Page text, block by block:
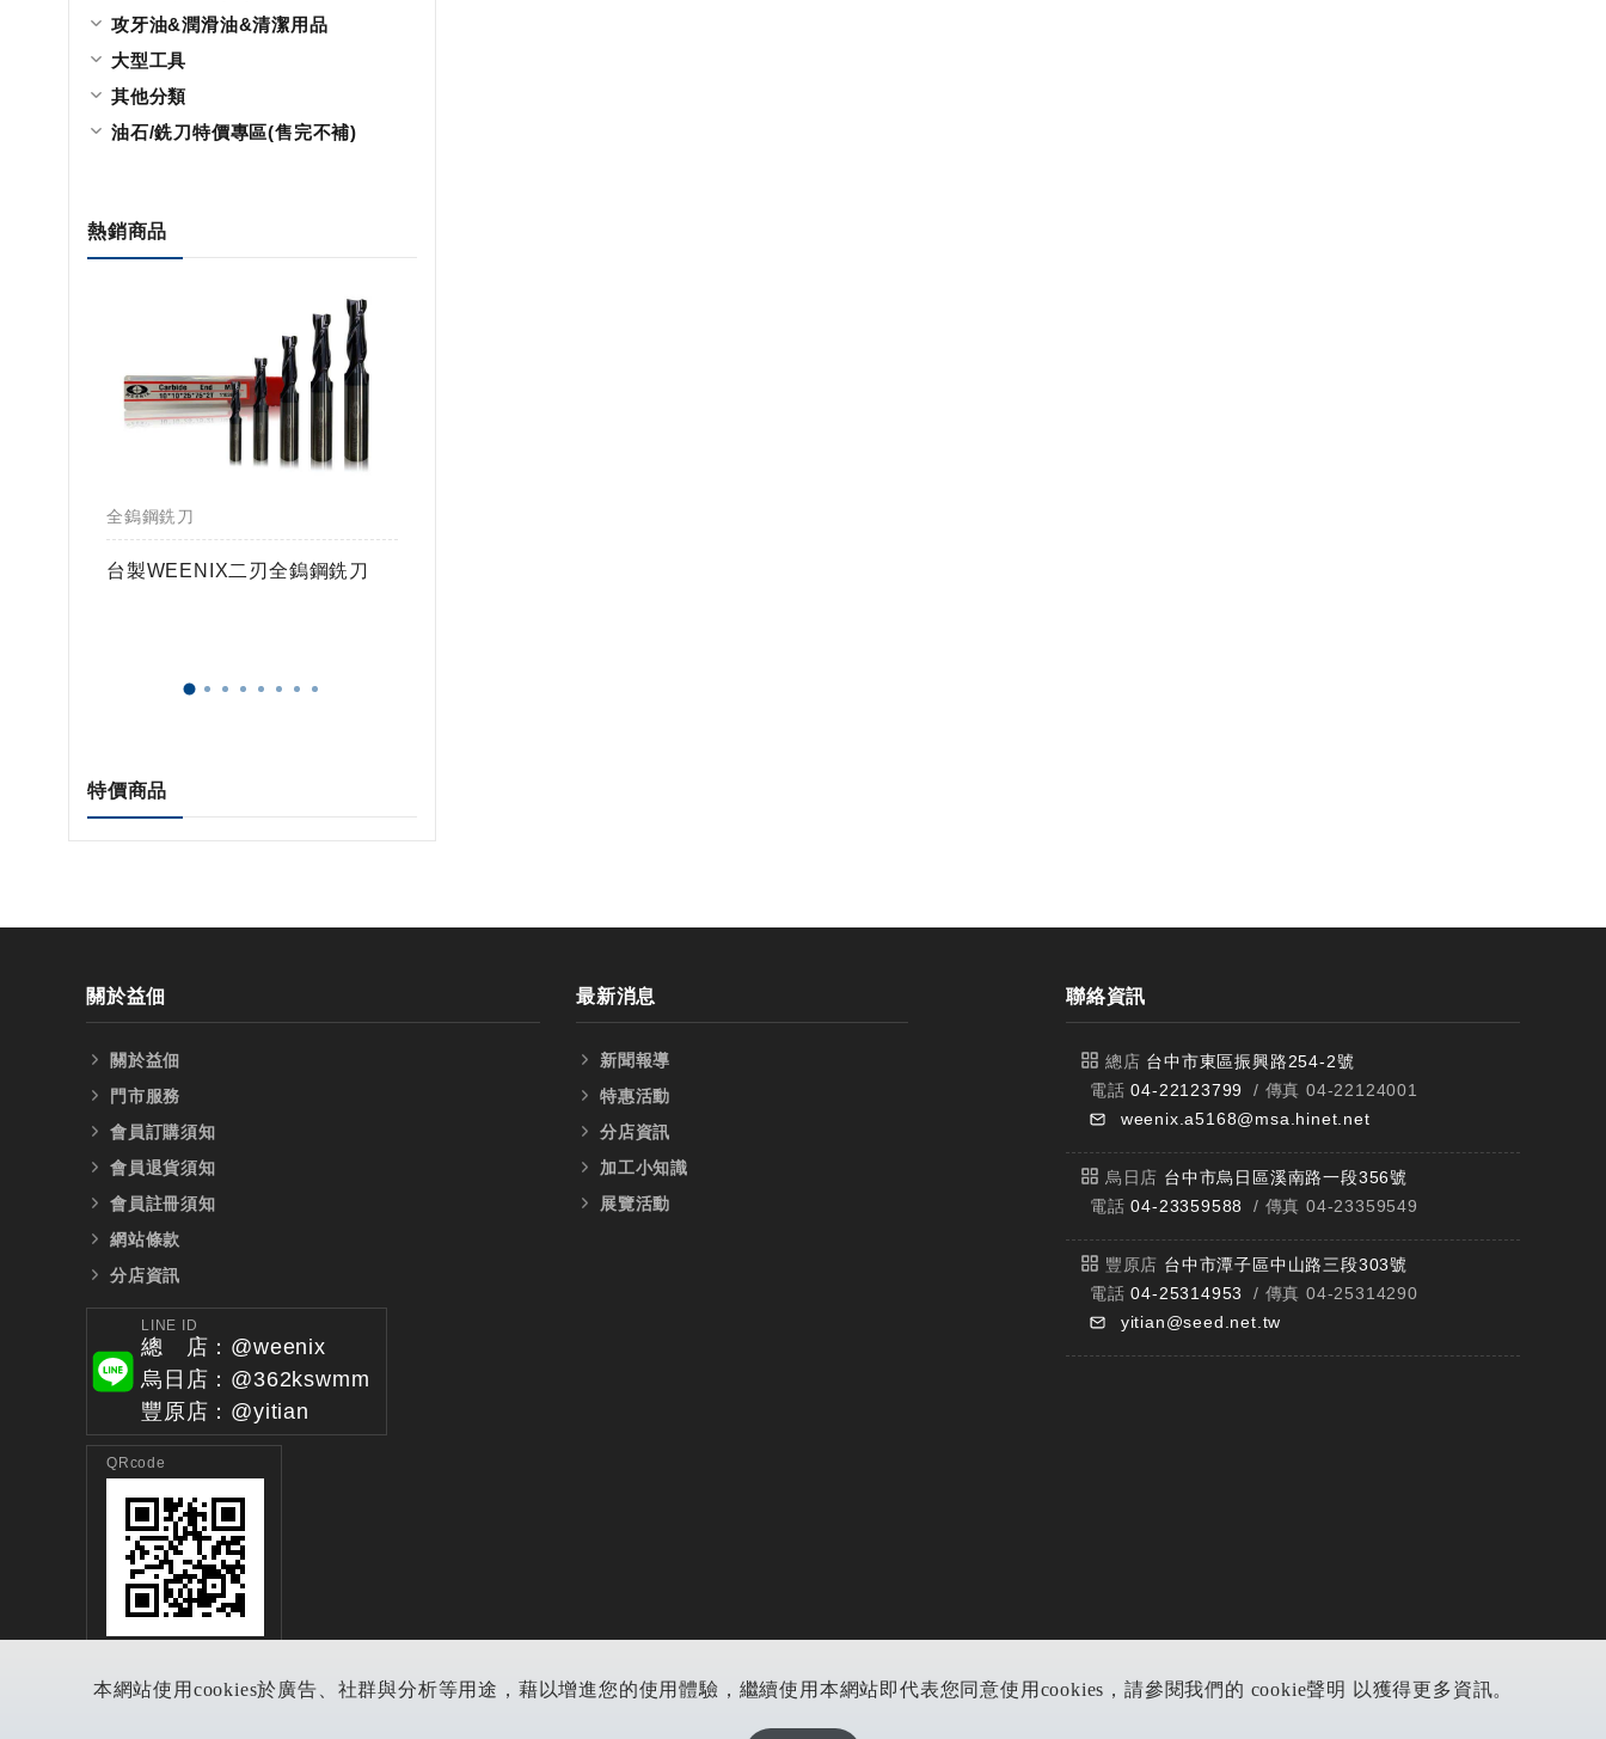
本網站使用cookies於廣告、社群與分析等用途，藉以增進您的使用體驗，繼續使用本網站即代表您同意使用cookies，請參閱我們的 cookie聲明 以獲得更多資訊。
攻牙油&潤滑油&清潔用品
大型工具
其他分類
油石/銑刀特價專區(售完不補)
熱銷商品
全鎢鋼銑刀
台製WEENIX二刃全鎢鋼銑刀
特價商品
關於益佃
關於益佃
門市服務
會員訂購須知
會員退貨須知
會員註冊須知
網站條款
分店資訊
LINE ID
總 店：@weenix
烏日店：@362kswmm
豐原店：@yitian
QRcode
最新消息
新聞報導
特惠活動
分店資訊
加工小知識
展覽活動
聯絡資訊
總店 台中市東區振興路254-2號
電話04-22123799
/ 傳真 04-22124001
weenix.a5168@msa.hinet.net
烏日店 台中市烏日區溪南路一段356號
電話04-23359588 / 傳真 04-23359549
豐原店 台中市潭子區中山路三段303號
電話04-25314953
/ 傳真 04-25314290
yitian@seed.net.tw